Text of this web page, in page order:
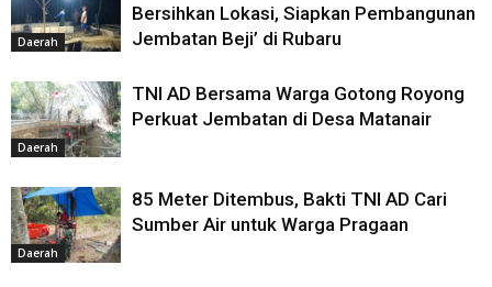
Daerah
Bersihkan Lokasi, Siapkan Pembangunan
Jembatan Beji’ di Rubaru
Daerah
TNI AD Bersama Warga Gotong Royong
Perkuat Jembatan di Desa Matanair
Daerah
85 Meter Ditembus, Bakti TNI AD Cari
Sumber Air untuk Warga Pragaan